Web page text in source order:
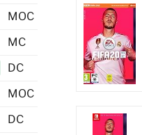
MOC
MC
DC
MOC
DC